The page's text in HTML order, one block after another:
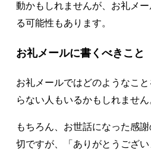
動かもしれませんが、お礼メ
る可能性もあります。
お礼メールに書くべきこと
お礼メールではどのようなこ
らない人もいるかもしれません
もちろん、お世話になった感
切ですが、「ありがとうござ